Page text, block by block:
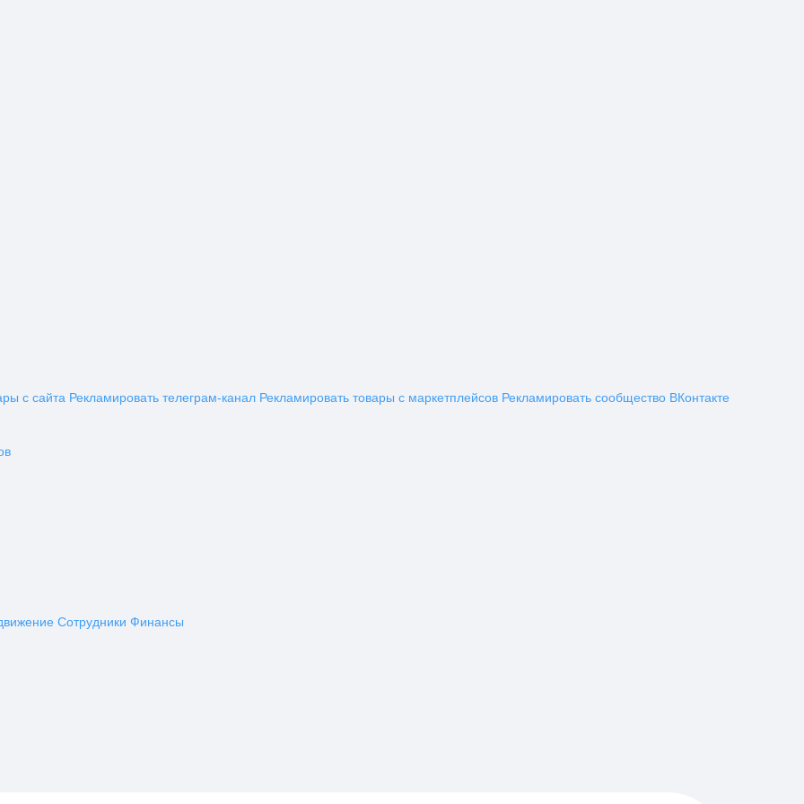
с сайта Рекламировать телеграм-канал Рекламировать товары с маркетплейсов Рекламировать сообщество ВКонтакте
Сотрудники Финансы